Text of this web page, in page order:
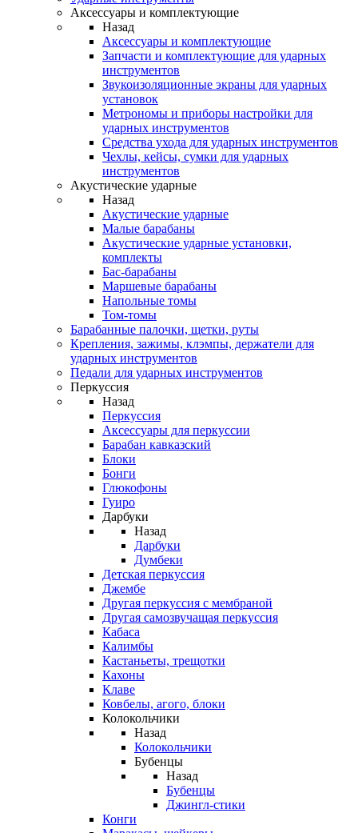
Аксессуары и комплектующие
Назад
Аксессуары и комплектующие
Запчасти и комплектующие для ударных
инструментов
Звукоизоляционные экраны для ударных
установок
Метрономы и приборы настройки для
ударных инструментов
Средства ухода для ударных инструментов
Чехлы, кейсы, сумки для ударных
инструментов
Акустические ударные
Назад
Акустические ударные
Mалые барабаны
Акустические ударные установки,
комплекты
Бас-барабаны
Маршевые барабаны
Напольные томы
Том-томы
Барабанные палочки, щетки, руты
Крепления, зажимы, клэмпы, держатели для
ударных инструментов
Педали для ударных инструментов
Перкуссия
Назад
Перкуссия
Аксессуары для перкуссии
Барабан кавказский
Блоки
Бонги
Глюкофоны
Гуиро
Дарбуки
Назад
Дарбуки
Думбеки
Детская перкуссия
Джембе
Другая перкуссия с мембраной
Другая самозвучащая перкуссия
Кабаса
Калимбы
Кастаньеты, трещотки
Кахоны
Клаве
Ковбелы, агого, блоки
Колокольчики
Назад
Колокольчики
Бубенцы
Назад
Бубенцы
Джингл-стики
Конги